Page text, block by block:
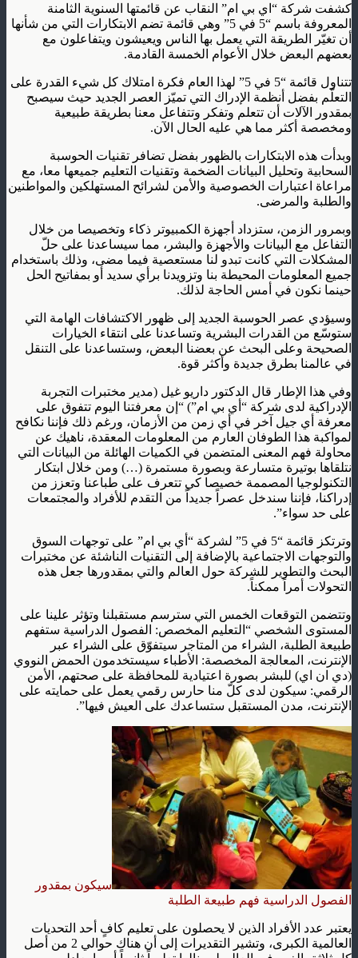
كشفت شركة “اي بي ام” النقاب عن قائمتها السنوية الثامنة
المعروفة باسم “5 في 5” وهي قائمة تضم الابتكارات التي من شأنها
أن تغيّر الطريقة التي يعمل بها الناس ويعيشون ويتفاعلون مع
بعضهم البعض خلال الأعوام الخمسة القادمة.
تتناول قائمة “5 في 5” لهذا العام فكرة امتلاك كل شيء القدرة على
التعلّم بفضل أنظمة الإدراك التي تميّز العصر الجديد حيث سيصبح
بمقدور الآلات أن تتعلم وتفكر وتتفاعل معنا بطريقة طبيعية
ومخصصة أكثر مما هي عليه الحال الآن.
وبدأت هذه الابتكارات بالظهور بفضل تضافر تقنيات الحوسبة
السحابية وتحليل البيانات الضخمة وتقنيات التعليم جميعها معا، مع
مراعاة اعتبارات الخصوصية والأمن لشرائح المستهلكين والمواطنين
والطلبة والمرضى.
وبمرور الزمن، ستزداد أجهزة الكمبيوتر ذكاء وتخصيصا من خلال
التفاعل مع البيانات والأجهزة والبشر، مما سيساعدنا على حلّ
المشكلات التي كانت تبدو لنا مستعصية فيما مضى، وذلك باستخدام
جميع المعلومات المحيطة بنا وتزويدنا برأي سديد أو بمفاتيح الحل
حينما نكون في أمس الحاجة لذلك.
وسيؤدي عصر الحوسبة الجديد إلى ظهور الاكتشافات الهامة التي
ستوسّع من القدرات البشرية وتساعدنا على انتقاء الخيارات
الصحيحة وعلى البحث عن بعضنا البعض، وستساعدنا على التنقل
في عالمنا بطرق جديدة وأكثر قوة.
وفي هذا الإطار قال الدكتور داريو غيل (مدير مختبرات التجربة
الإدراكية لدى شركة “أي بي ام”) “إن معرفتنا اليوم تتفوق على
معرفة أي جيل آخر في أي زمن من الأزمان، ورغم ذلك فإننا نكافح
لمواكبة هذا الطوفان العارم من المعلومات المعقدة، ناهيك عن
محاولة فهم المعنى المتضمن في الكميات الهائلة من البيانات التي
نتلقاها بوتيرة متسارعة وبصورة مستمرة (…) ومن خلال ابتكار
التكنولوجيا المصممة خصيصا كي تتعرف على طباعنا وتعزز من
إدراكنا، فإننا سندخل عصراً جديداً من التقدم للأفراد والمجتمعات
على حد سواء”.
وترتكز قائمة “5 في 5” لشركة “أي بي ام” على توجهات السوق
والتوجهات الاجتماعية بالإضافة إلى التقنيات الناشئة عن مختبرات
البحث والتطوير للشركة حول العالم والتي بمقدورها جعل هذه
التحولات أمراً ممكناً.
وتتضمن التوقعات الخمس التي سترسم مستقبلنا وتؤثر علينا على
المستوى الشخصي “التعليم المخصص: الفصول الدراسية ستفهم
طبيعة الطلبة، الشراء من المتاجر سيتفوّق على الشراء عبر
الإنترنت، المعالجة المخصصة: الأطباء سيستخدمون الحمض النووي
(دي ان اي) للبشر بصورة اعتيادية للمحافظة على صحتهم، الأمن
الرقمي: سيكون لدى كلّ منا حارس رقمي يعمل على حمايته على
الإنترنت، مدن المستقبل ستساعدك على العيش فيها”.
سيكون بمقدور
الفصول الدراسية فهم طبيعة الطلبة
يعتبر عدد الأفراد الذين لا يحصلون على تعليم كافٍ أحد التحديات
العالمية الكبرى، وتشير التقديرات إلى أن هناك حوالي 2 من أصل